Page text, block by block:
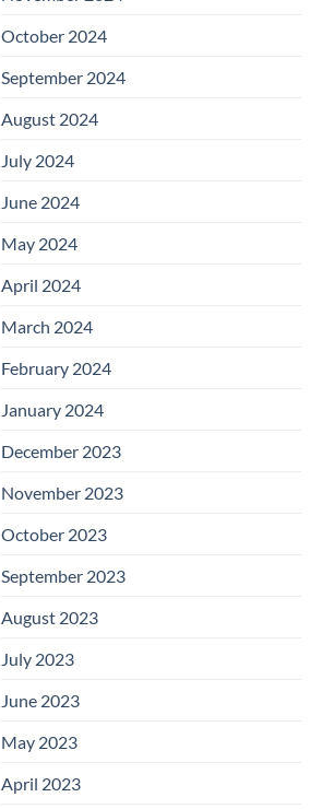
October 2024
September 2024
August 2024
July 2024
June 2024
May 2024
April 2024
March 2024
February 2024
January 2024
December 2023
November 2023
October 2023
September 2023
August 2023
July 2023
June 2023
May 2023
April 2023